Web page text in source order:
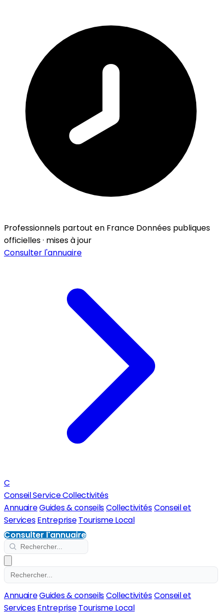
Professionnels partout en France Données publiques
officielles · mises à jour
Consulter l'annuaire
C
Conseil Service Collectivités
AnnuaireGuides & conseilsCollectivitésConseil et
ServicesEntreprise Tourisme Local
Consulter l'annuaire
AnnuaireGuides & conseilsCollectivitésConseil et
ServicesEntreprise Tourisme Local